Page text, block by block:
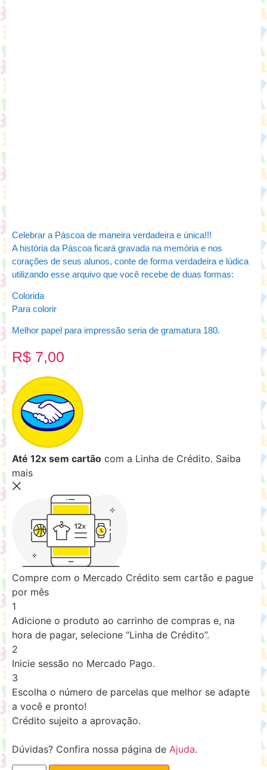
Celebrar a Páscoa de maneira verdadeira e única!!!
A história da Páscoa ficará gravada na memória e nos
corações de seus alunos, conte de forma verdadeira e lúdica
utilizando esse arquivo que você recebe de duas formas:
Colorida
Para colorir
Melhor papel para impressão seria de gramatura 180.
R$ 7,00
Até 12x sem cartão com a Linha de Crédito. Saiba
mais
Compre com o Mercado Crédito sem cartão e pague
por mês
1
Adicione o produto ao carrinho de compras e, na
hora de pagar, selecione “Linha de Crédito”.
2
Inicie sessão no Mercado Pago.
3
Escolha o número de parcelas que melhor se adapte
a você e pronto!
Crédito sujeito a aprovação.
Dúvidas? Confira nossa página de Ajuda.